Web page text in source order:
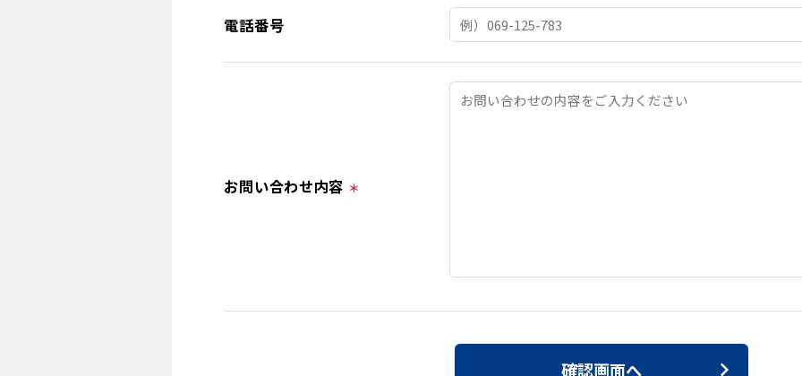
電話番号
お問い合わせ内容 ＊
確認画面へ